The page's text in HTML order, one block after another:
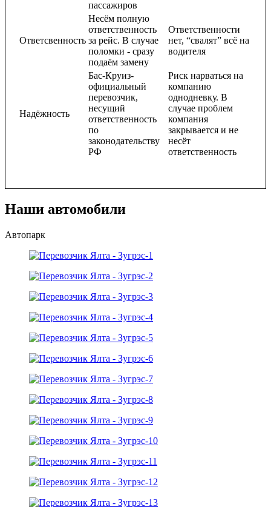
пассажиров
Ответсвенность
Несём полную
ответственность
за рейс. В случае
поломки - сразу
подаём замену
Ответственности
нет, “свалят” всё на
водителя
Надёжность
Бас-Круиз-
официальный
перевозчик,
несущий
ответственность
по
законодательству
РФ
Риск нарваться на
компанию
однодневку. В
случае проблем
компания
закрывается и не
несёт
ответственность
Наши автомобили
Автопарк